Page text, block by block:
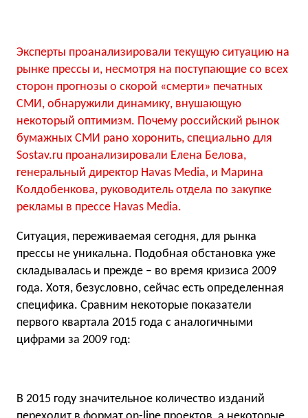
Эксперты проанализировали текущую ситуацию на
рынке прессы и, несмотря на поступающие со всех
сторон прогнозы о скорой «смерти» печатных
СМИ, обнаружили динамику, внушающую
некоторый оптимизм. Почему российский рынок
бумажных СМИ рано хоронить, специально для
Sostav.ru проанализировали Елена Белова,
генеральный директор Havas Media, и Марина
Колдобенкова, руководитель отдела по закупке
рекламы в прессе Havas Media.
Ситуация, переживаемая сегодня, для рынка
прессы не уникальна. Подобная обстановка уже
складывалась и прежде – во время кризиса 2009
года. Хотя, безусловно, сейчас есть определенная
специфика. Сравним некоторые показатели
первого квартала 2015 года с аналогичными
цифрами за 2009 год:
В 2015 году значительное количество изданий